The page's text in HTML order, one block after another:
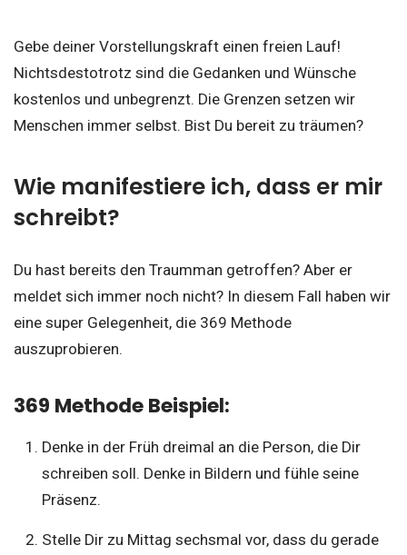
Gebe deiner Vorstellungskraft einen freien Lauf!
Nichtsdestotrotz sind die Gedanken und Wünsche
kostenlos und unbegrenzt. Die Grenzen setzen wir
Menschen immer selbst. Bist Du bereit zu träumen?
Wie manifestiere ich, dass er mir
schreibt?
Du hast bereits den Traumman getroffen? Aber er
meldet sich immer noch nicht? In diesem Fall haben wir
eine super Gelegenheit, die 369 Methode
auszuprobieren.
369 Methode Beispiel:
Denke in der Früh dreimal an die Person, die Dir
schreiben soll. Denke in Bildern und fühle seine
Präsenz.
Stelle Dir zu Mittag sechsmal vor, dass du gerade